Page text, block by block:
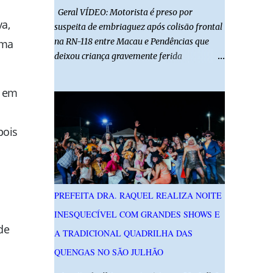
Geral VÍDEO: Motorista é preso por
suspeita de embriaguez após colisão frontal
na RN-118 entre Macau e Pendências que
deixou criança gravemente ferida
embriagado após um acidente que deixou
uma criança de 11 anos gravemente ferida
na manhã deste sábado (1º), na RN-118,
entre Macau e Pendências. Segundo a Polícia
Militar, dois carros que seguiam em sentidos
opostos bateram de frente. Um dos
condutores apresentava sinais de
embriaguez, foi levado ao Hospital Regional
Tarcísio Maia, em Mossoró, e autuado em
flagrante. O exame pericial para confirmar a
presença de álcool no organismo está em
PREFEITA DRA. RAQUEL REALIZA NOITE
INESQUECÍVEL COM GRANDES SHOWS E
A TRADICIONAL QUADRILHA DAS
QUENGAS NO SÃO JULHÃO